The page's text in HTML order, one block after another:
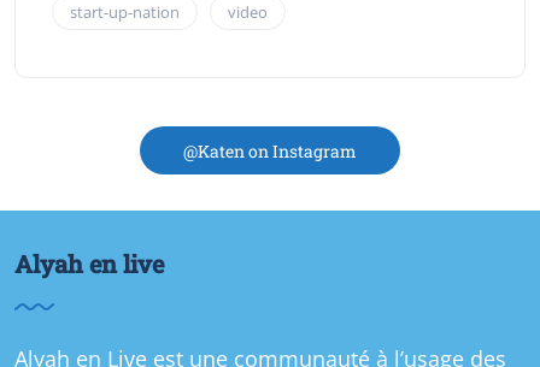
start-up-nation video
@Katen on Instagram
Alyah en live
Alyah en Live est une communauté à l’usage des